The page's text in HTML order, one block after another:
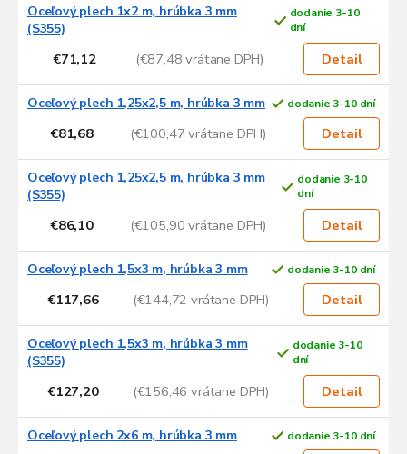
Oceľový plech 1x2 m, hrúbka 3 mm
(S355)
dodanie 3-10
dní
€71,12 (€87,48 vrátane DPH) Detail
Oceľový plech 1,25x2,5 m, hrúbka 3 mm dodanie 3-10 dní
€81,68 (€100,47 vrátane DPH) Detail
Oceľový plech 1,25x2,5 m, hrúbka 3 mm
(S355)
dodanie 3-10
dní
€86,10 (€105,90 vrátane DPH) Detail
Oceľový plech 1,5x3 m, hrúbka 3 mm dodanie 3-10 dní
€117,66 (€144,72 vrátane DPH) Detail
Oceľový plech 1,5x3 m, hrúbka 3 mm
(S355)
dodanie 3-10
dní
€127,20 (€156,46 vrátane DPH) Detail
Oceľový plech 2x6 m, hrúbka 3 mm dodanie 3-10 dní